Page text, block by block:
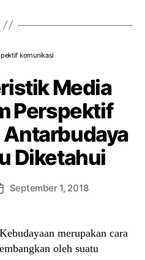
komunikasi
Media
Perspektif
Diketahui
September 1, 2018
merupakan cara
oleh suatu